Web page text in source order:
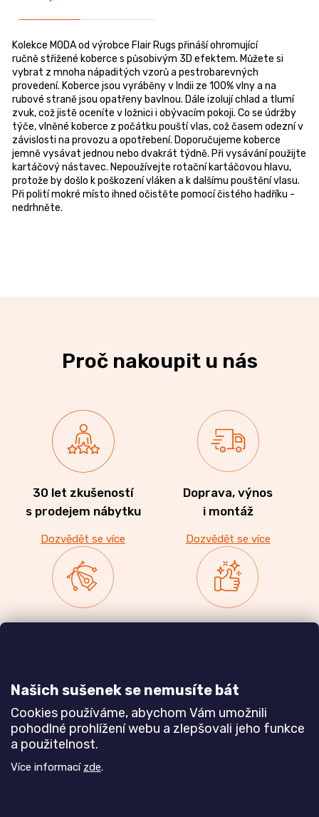
Našich sušenek se nemusíte bát
Cookies používáme, abychom Vám umožnili
pohodlné prohlížení webu a zlepšovali jeho funkce
a použitelnost.
Více informací zde.
Kolekce MODA od výrobce Flair Rugs přináší ohromující
ručně střižené koberce s působivým 3D efektem. Můžete si
vybrat z mnoha nápaditých vzorů a pestrobarevných
provedení. Koberce jsou vyráběny v Indii ze 100% vlny a na
rubové straně jsou opatřeny bavlnou. Dále izolují chlad a tlumí
zvuk, což jistě oceníte v ložnici i obývacím pokoji. Co se údržby
týče, vlněné koberce z počátku pouští vlas, což časem odezní v
závislosti na provozu a opotřebení. Doporučujeme koberce
jemně vysávat jednou nebo dvakrát týdně. Při vysávání použijte
kartáčový nástavec. Nepoužívejte rotační kartáčovou hlavu,
protože by došlo k poškození vláken a k dalšímu pouštění vlasu.
Při polití mokré místo ihned očistěte pomocí čistého hadříku -
nedrhněte.
Proč nakoupit u nás
30 let zkušeností
s prodejem nábytku
Dozvědět se více
Doprava, výnos
i montáž
Dozvědět se více
Dozvědět se více Dozvědět se více